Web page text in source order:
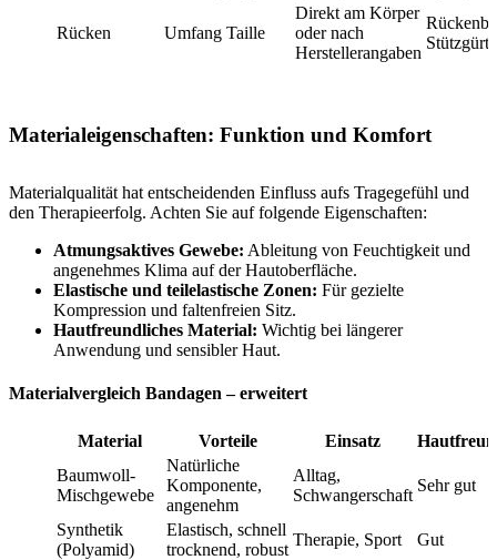
Rücken Umfang Taille
Direkt am Körper
oder nach
Herstellerangaben
Materialeigenschaften: Funktion und Komfort
Materialqualität hat entscheidenden Einfluss aufs Tragegefühl und
den Therapieerfolg. Achten Sie auf folgende Eigenschaften:
Atmungsaktives Gewebe: Ableitung von Feuchtigkeit und
angenehmes Klima auf der Hautoberfläche.
Elastische und teilelastische Zonen: Für gezielte
Kompression und faltenfreien Sitz.
Hautfreundliches Material: Wichtig bei längerer
Anwendung und sensibler Haut.
Materialvergleich Bandagen – erweitert
Material Vorteile Einsatz
Baumwoll-
Mischgewebe
Natürliche
Komponente,
angenehm
Alltag,
Schwangerschaft
Sehr gut
Synthetik
(Polyamid)
Elastisch, schnell
trocknend, robust
Therapie, Sport Gut